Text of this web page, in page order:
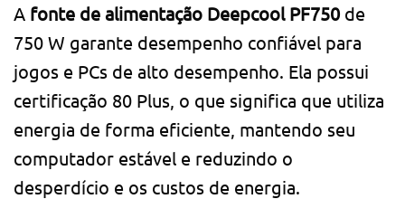
A fonte de alimentação Deepcool PF750 de
750 W garante desempenho confiável para
jogos e PCs de alto desempenho. Ela possui
certificação 80 Plus, o que significa que utiliza
energia de forma eficiente, mantendo seu
computador estável e reduzindo o
desperdício e os custos de energia.